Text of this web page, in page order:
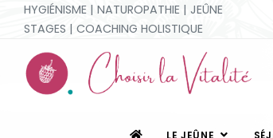
HYGIÉNISME | NATUROPATHIE | JEÛNE
STAGES | COACHING HOLISTIQUE
LE JEÛNE